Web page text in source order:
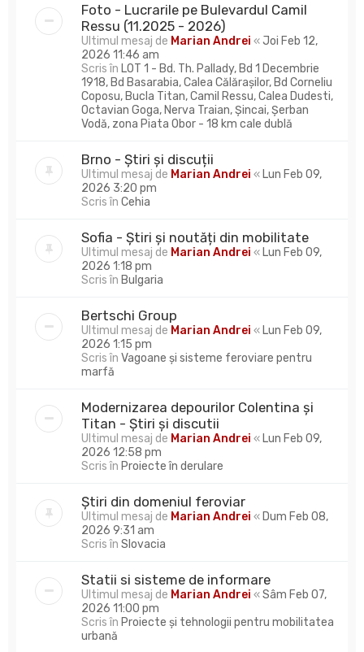
Foto - Lucrarile pe Bulevardul Camil
Ressu (11.2025 - 2026)
Ultimul mesaj de Marian Andrei « Joi Feb 12,
2026 11:46 am
Scris în LOT 1 - Bd. Th. Pallady, Bd 1 Decembrie
1918, Bd Basarabia, Calea Călărașilor, Bd Corneliu
Coposu, Bucla Titan, Camil Ressu, Calea Dudesti,
Octavian Goga, Nerva Traian, Șincai, Șerban
Vodă, zona Piata Obor - 18 km cale dublă
Brno - Știri și discuții
Ultimul mesaj de Marian Andrei « Lun Feb 09,
2026 3:20 pm
Scris în Cehia
Sofia - Știri și noutăți din mobilitate
Ultimul mesaj de Marian Andrei « Lun Feb 09,
2026 1:18 pm
Scris în Bulgaria
Bertschi Group
Ultimul mesaj de Marian Andrei « Lun Feb 09,
2026 1:15 pm
Scris în Vagoane și sisteme feroviare pentru
marfă
Modernizarea depourilor Colentina și
Titan - Știri și discutii
Ultimul mesaj de Marian Andrei « Lun Feb 09,
2026 12:58 pm
Scris în Proiecte în derulare
Știri din domeniul feroviar
Ultimul mesaj de Marian Andrei « Dum Feb 08,
2026 9:31 am
Scris în Slovacia
Statii si sisteme de informare
Ultimul mesaj de Marian Andrei «Sâm Feb 07,
2026 11:00 pm
Scris în Proiecte și tehnologii pentru mobilitatea
urbană